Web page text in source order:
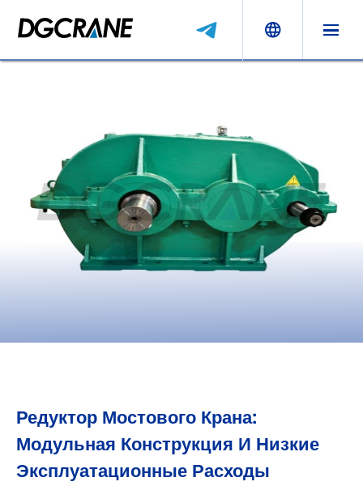
Редуктор Мостового Крана:
Модульная Конструкция И Низкие
Эксплуатационные Расходы